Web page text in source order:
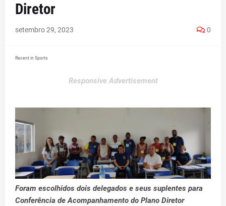
Diretor
setembro 29, 2023 0
Recent in Sports
Responsive Advertisement
Foram escolhidos dois delegados e seus suplentes para
Conferência de Acompanhamento do Plano Diretor